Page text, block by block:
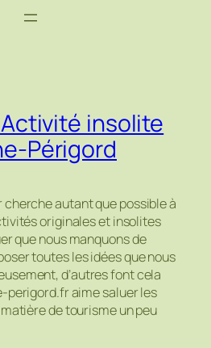
insolite
Périgord
autant que possible à
originales et insolites
que nous manquons de
toutes les idées que nous
d’autres font cela
perigord.fr aime saluer les
de tourisme un peu